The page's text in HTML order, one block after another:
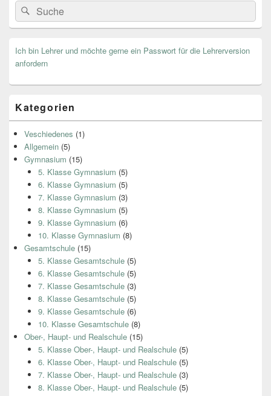
Search
for:
Suche
Ich bin Lehrer und möchte gerne ein Passwort für die Lehrerversion
anfordern
Kategorien
Veschiedenes (1)
Allgemein (5)
Gymnasium (15)
5. Klasse Gymnasium (5)
6. Klasse Gymnasium (5)
7. Klasse Gymnasium (3)
8. Klasse Gymnasium (5)
9. Klasse Gymnasium (6)
10. Klasse Gymnasium (8)
Gesamtschule (15)
5. Klasse Gesamtschule(5)
6. Klasse Gesamtschule(5)
7. Klasse Gesamtschule(3)
8. Klasse Gesamtschule(5)
9. Klasse Gesamtschule(6)
10. Klasse Gesamtschule(8)
Ober-, Haupt- und Realschule (15)
5. Klasse Ober-, Haupt- und Realschule(5)
6. Klasse Ober-, Haupt- und Realschule(5)
7. Klasse Ober-, Haupt- und Realschule(3)
8. Klasse Ober-, Haupt- und Realschule(5)